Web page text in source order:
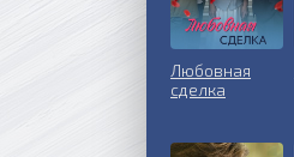
Любовная
сделка